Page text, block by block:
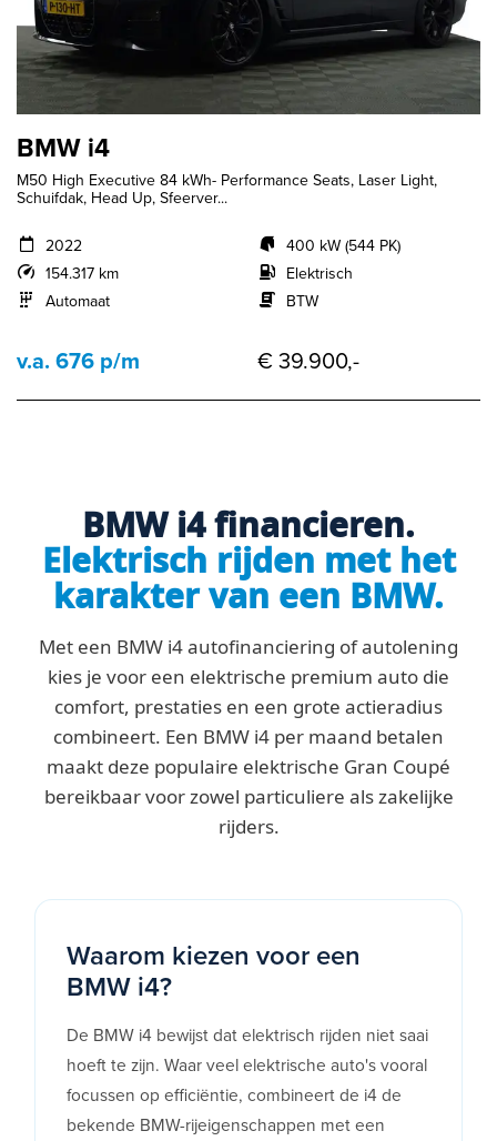
BMW i4
M50 High Executive 84 kWh- Performance Seats, Laser Light,
Schuifdak, Head Up, Sfeerver...
2022
154.317 km
Automaat
400 kW (544 PK)
Elektrisch
BTW
v.a. 676 p/m € 39.900,-
BMW i4 financieren.
Elektrisch rijden met het
karakter van een BMW.
Met een BMW i4 autofinanciering of autolening
kies je voor een elektrische premium auto die
comfort, prestaties en een grote actieradius
combineert. Een BMW i4 per maand betalen
maakt deze populaire elektrische Gran Coupé
bereikbaar voor zowel particuliere als zakelijke
rijders.
Waarom kiezen voor een
BMW i4?
De BMW i4 bewijst dat elektrisch rijden niet saai
hoeft te zijn. Waar veel elektrische auto's vooral
focussen op efficiëntie, combineert de i4 de
bekende BMW-rijeigenschappen met een